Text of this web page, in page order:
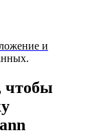
и
чтобы